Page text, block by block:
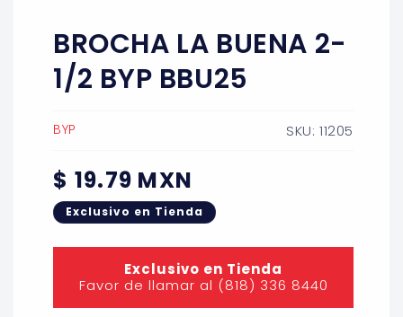
BROCHA LA BUENA 2-
1/2 BYP BBU25
BYP SKU: 11205
Precio
habitual
$ 19.79 MXN
Exclusivo en Tienda
Exclusivo en Tienda
Favor de llamar al (818) 336 8440